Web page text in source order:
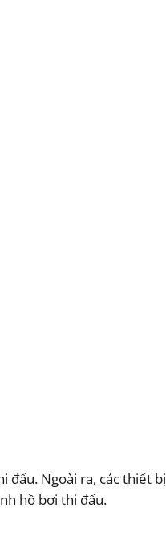
đấu. Ngoài ra, các thiết bị
hồ bơi thi đấu.